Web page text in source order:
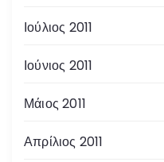
Ιούλιος 2011
Ιούνιος 2011
Μάιος 2011
Απρίλιος 2011